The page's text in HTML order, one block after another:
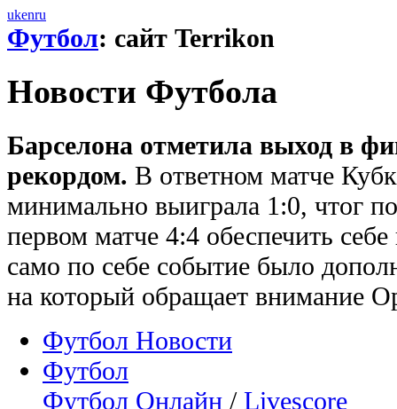
ukenru
Футбол: сайт Terrikon
Новости Футбола
Барселона отметила выход в
рекордом. В ответном матче
минимально выиграла 1:0, чтог
первом матче 4:4 обеспечить
само по себе событие было
на который обращает внимание
Футбол Новости
Футбол
Футбол Онлайн / Livescore